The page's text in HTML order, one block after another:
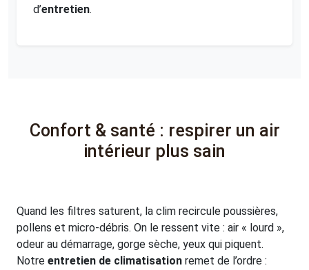
d’entretien.
Confort & santé : respirer un air
intérieur plus sain
Quand les filtres saturent, la clim recircule poussières,
pollens et micro-débris. On le ressent vite : air « lourd »,
odeur au démarrage, gorge sèche, yeux qui piquent.
Notre entretien de climatisation remet de l’ordre :